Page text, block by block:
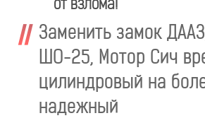
Заменить замок
ШО-25, Мотор Сич
цилиндровый на
надежный